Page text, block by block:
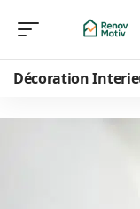
Décoration